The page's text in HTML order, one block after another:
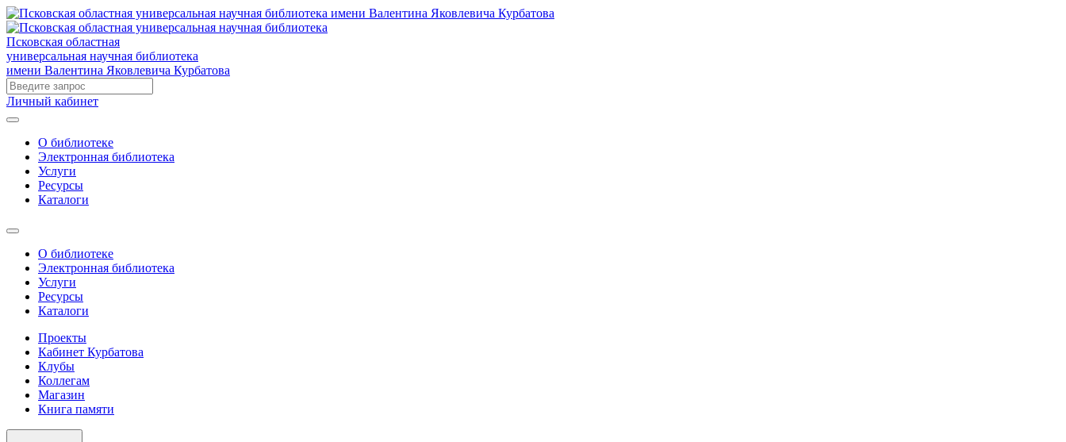
Псковская областная
универсальная научная библиотека
имени Валентина Яковлевича Курбатова
Личный кабинет
О библиотеке
Электронная библиотека
Услуги
Ресурсы
Каталоги
О библиотеке
Электронная библиотека
Услуги
Ресурсы
Каталоги
Проекты
Кабинет Курбатова
Клубы
Коллегам
Магазин
Книга памяти